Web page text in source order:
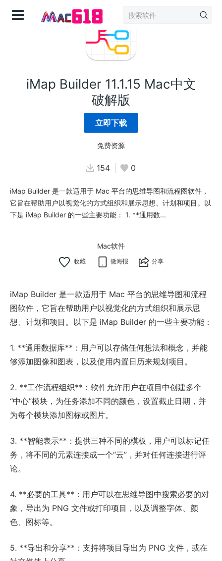
iMap Builder 11.1.15 Mac中文
破解版
立即下载
免费资源
154 0
iMap Builder 是一款适用于 Mac 平台的思维导图和流程图软件，
它旨在帮助用户以视觉化的方式组织和展示思想、计划和项目。以
下是 iMap Builder 的一些主要功能： 1. **通用数...
Mac软件
微海报 分享
iMap Builder 是一款适用于 Mac 平台的思维导图和流程
图软件，它旨在帮助用户以视觉化的方式组织和展示思
想、计划和项目。以下是 iMap Builder 的一些主要功能：
1. **通用数据库**：用户可以存储任何想法和概念，并能
够添加图像和图表，以及使用内置日历来规划项目。
2. **工作流程组织**：软件允许用户在项目中创建多个
“中心”模块，为任务添加不同的颜色，设置截止日期，并
为每个模块添加图标或图片。
3. **智能表示**：提供三种不同的模板，用户可以标记任
务，将不同的元素连接成一个“云”，并对任何连接进行评
论。
4. **必要的工具**：用户可以在思维导图中搜索必要的对
象，导出为 PNG 文件或打印项目，以及调整字体、颜
色、图标等。
5. **导出和分享**：支持将项目导出为 PNG 文件，或在